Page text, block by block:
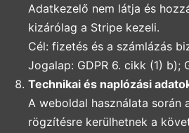
Adatkezelő nem látja és
kizárólag a Stripe kezeli.
Cél: fizetés és a számlázás
Jogalap: GDPR 6. cikk (1) b);
Technikai és naplózási
A weboldal használata során
rögzítésre kerülhetnek a